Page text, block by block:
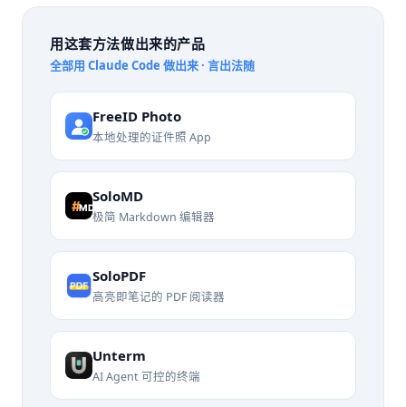
用这套方法做出来的产品
全部用 Claude Code 做出来 · 言出法随
FreeID Photo
本地处理的证件照 App
SoloMD
极简 Markdown 编辑器
SoloPDF
高亮即笔记的 PDF 阅读器
Unterm
AI Agent 可控的终端